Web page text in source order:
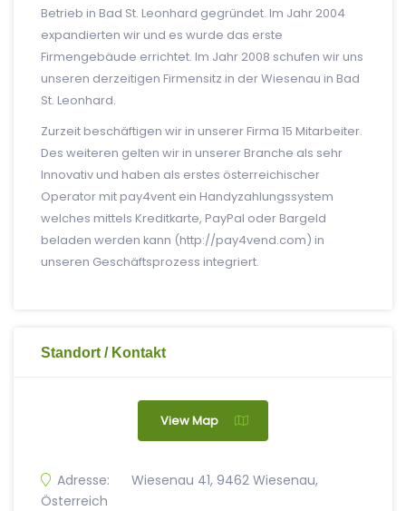
Betrieb in Bad St. Leonhard gegründet. Im Jahr 2004
expandierten wir und es wurde das erste
Firmengebäude errichtet. Im Jahr 2008 schufen wir uns
unseren derzeitigen Firmensitz in der Wiesenau in Bad
St. Leonhard.
Zurzeit beschäftigen wir in unserer Firma 15 Mitarbeiter.
Des weiteren gelten wir in unserer Branche als sehr
Innovativ und haben als erstes österreichischer
Operator mit pay4vent ein Handyzahlungssystem
welches mittels Kreditkarte, PayPal oder Bargeld
beladen werden kann (http://pay4vend.com) in
unseren Geschäftsprozess integriert.
Standort / Kontakt
View Map
Adresse:
Wiesenau 41, 9462 Wiesenau,
Österreich